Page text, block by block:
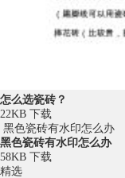
怎么选瓷砖？
22KB 下载
黑色瓷砖有水印怎么办
黑色瓷砖有水印怎么办
58KB 下载
精选